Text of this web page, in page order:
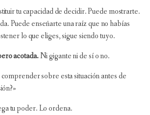
tu capacidad de decidir. Puede mostrarte.
Puede enseñarte una raíz que no habías
lo que eliges, sigue siendo tuyo.
acotada.Ni gigante ni de sí o no.
sobre esta situación antes de
tu poder. Lo ordena.